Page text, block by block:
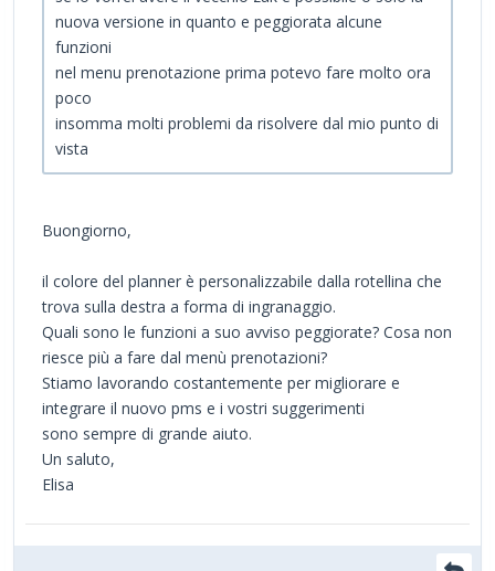
nuova versione in quanto e peggiorata alcune
funzioni
nel menu prenotazione prima potevo fare molto ora
poco
insomma molti problemi da risolvere dal mio punto di
vista
Buongiorno,
il colore del planner è personalizzabile dalla rotellina che
trova sulla destra a forma di ingranaggio.
Quali sono le funzioni a suo avviso peggiorate? Cosa non
riesce più a fare dal menù prenotazioni?
Stiamo lavorando costantemente per migliorare e
integrare il nuovo pms e i vostri suggerimenti
sono sempre di grande aiuto.
Un saluto,
Elisa